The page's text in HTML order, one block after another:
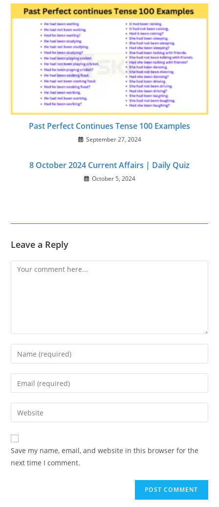
Past Perfect Continues Tense 100 Examples
September 27, 2024
8 October 2024 Current Affairs | Daily Quiz
October 5, 2024
Leave a Reply
Comment
Enter
your
name
comment
Enter
your
email
address
comment
Enter
your
website
URL
(optional)
Save my name, email, and website in this browser for the
next time I comment.